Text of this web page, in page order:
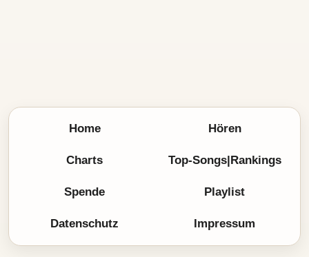
Home Hören
Charts Top-Songs|Rankings
Spende Playlist
Datenschutz Impressum